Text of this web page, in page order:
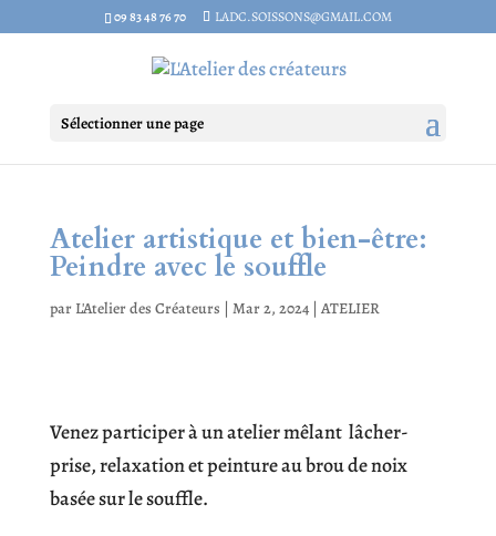
09 83 48 76 70 LADC.SOISSONS@GMAIL.COM
Sélectionner une page
Atelier artistique et bien-être:
Peindre avec le souffle
par L'Atelier des Créateurs | Mar 2, 2024| ATELIER
Venez participer à un atelier mêlant lâcher-
prise, relaxation et peinture au brou de noix
basée sur le souffle.